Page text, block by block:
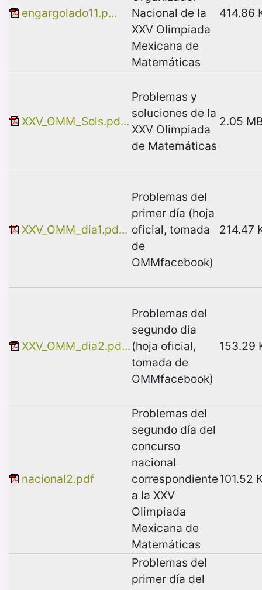
engargolado11.p...
Nacional de la
XXV Olimpiada
Mexicana de
Matemáticas
414.86
XXV_OMM_Sols.pd...
Problemas y
soluciones de la
XXV Olimpiada
de Matemáticas
2.05
XXV_OMM_dia1.pd...
Problemas del
primer día (hoja
oficial, tomada
de
OMMfacebook)
214.47
XXV_OMM_dia2.pd...
Problemas del
segundo día
(hoja oficial,
tomada de
OMMfacebook)
153.29
nacional2.pdf
Problemas del
segundo día del
concurso
nacional
correspondiente
a la XXV
Olimpiada
Mexicana de
Matemáticas
101.52
Problemas del
primer día del